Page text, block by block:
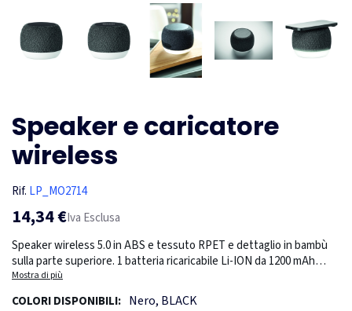
Speaker e caricatore
wireless
Rif. LP_MO2714
14,34 €Iva Esclusa
Speaker wireless 5.0 in ABS e tessuto RPET e dettaglio in bambù
sulla parte superiore. 1 batteria ricaricabile Li-ION da 1200 mAh
inclusa. Include una porta per schede SD e un cavo AUX/USB. Dati
di uscita: 5W, 3 Ohm e 5V. Tempo di riproduzione di circa 3 ore.
Mostra di più
COLORI DISPONIBILI: Nero, BLACK